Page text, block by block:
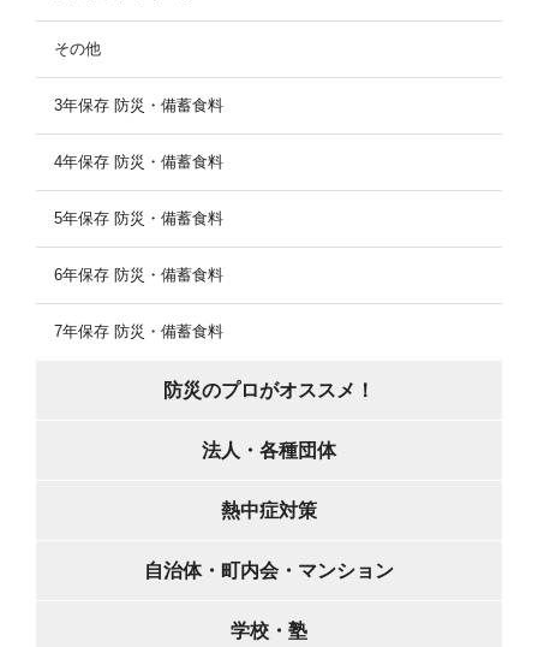
その他
3年保存 防災・備蓄食料
4年保存 防災・備蓄食料
5年保存 防災・備蓄食料
6年保存 防災・備蓄食料
7年保存 防災・備蓄食料
防災のプロがオススメ！
法人・各種団体
熱中症対策
自治体・町内会・マンション
学校・塾